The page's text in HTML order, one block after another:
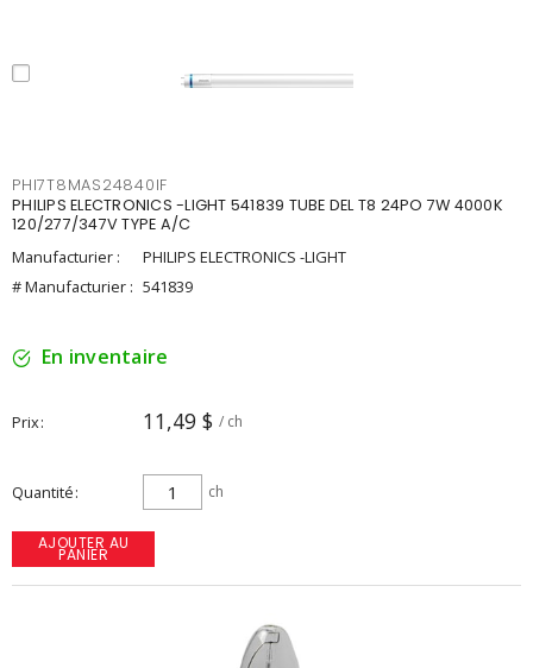
PHI7T8MAS24840IF
PHILIPS ELECTRONICS -LIGHT 541839 TUBE DEL T8 24PO 7W 4000K
120/277/347V TYPE A/C
Manufacturier :
PHILIPS ELECTRONICS -LIGHT
# Manufacturier : 541839
En inventaire
Prix 11,49 $ / ch
Quantité ch
AJOUTER AU
PANIER